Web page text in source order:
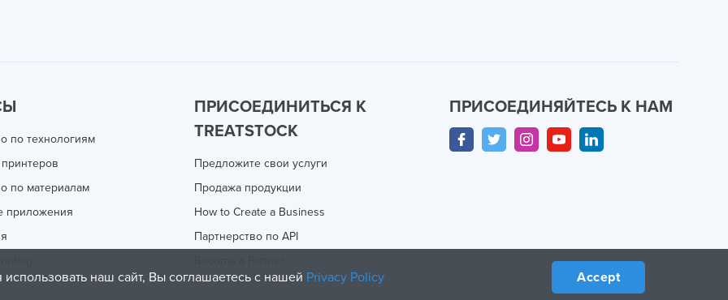
по технологиям
по материалам
приложения
ПРИСОЕДИНИТЬСЯ К
TREATSTOCK
Предложите свои услуги
Продажа продукции
How to Create a Business
Партнерство по API
ПРИСОЕДИНЯЙТЕСЬ К НАМ
наш сайт, Вы соглашаетесь с нашей Privacy Policy Accept